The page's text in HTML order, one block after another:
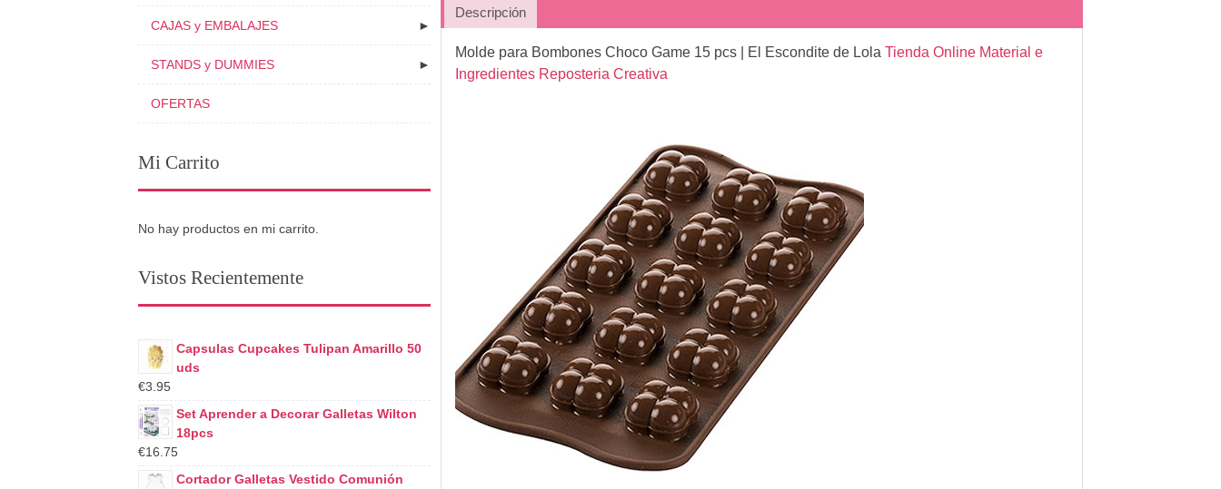
Descripción
Molde para Bombones Choco Game 15 pcs| El Escondite de Lola Tienda Online Material e
Ingredientes Reposteria Creativa
►
CAJAS y EMBALAJES
►
STANDS y DUMMIES
OFERTAS
Mi Carrito
No hay productos en mi carrito.
Vistos Recientemente
Capsulas Cupcakes Tulipan Amarillo 50
uds
€3.95
Set Aprender a Decorar Galletas Wilton
18pcs
€16.75
Cortador Galletas Vestido Comunión